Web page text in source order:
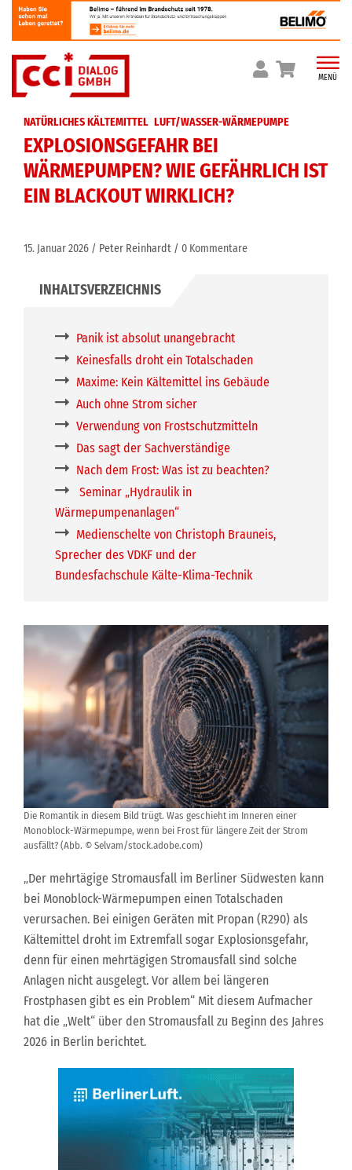
Skip
to
content
MENÜ
NATÜRLICHES KÄLTEMITTEL LUFT/WASSER-WÄRMEPUMPE
EXPLOSIONSGEFAHR BEI
WÄRMEPUMPEN? WIE GEFÄHRLICH IST
EIN BLACKOUT WIRKLICH?
15. Januar 2026 Peter Reinhardt 0 Kommentare
Panik ist absolut unangebracht
Keinesfalls droht ein Totalschaden
Maxime: Kein Kältemittel ins Gebäude
Auch ohne Strom sicher
Verwendung von Frostschutzmitteln
Das sagt der Sachverständige
Nach dem Frost: Was ist zu beachten?
Seminar „Hydraulik in
Wärmepumpenanlagen“
Medienschelte von Christoph Brauneis,
Sprecher des VDKF und der
Bundesfachschule Kälte-Klima-Technik
Die Romantik in diesem Bild trügt. Was geschieht im Inneren einer
Monoblock-Wärmepumpe, wenn bei Frost für längere Zeit der Strom
ausfällt? (Abb. © Selvam/stock.adobe.com)
„Der mehrtägige Stromausfall im Berliner Südwesten kann
bei Monoblock-Wärmepumpen einen Totalschaden
verursachen. Bei einigen Geräten mit Propan (R290) als
Kältemittel droht im Extremfall sogar Explosionsgefahr,
denn für einen mehrtägigen Stromausfall sind solche
Anlagen nicht ausgelegt. Vor allem bei längeren
Frostphasen gibt es ein Problem“ Mit diesem Aufmacher
hat die „Welt“ über den Stromausfall zu Beginn des Jahres
2026 in Berlin berichtet.